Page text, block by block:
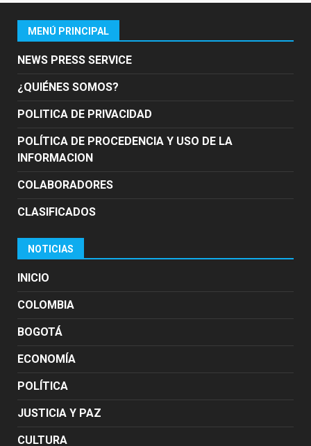
MENÚ PRINCIPAL
NEWS PRESS SERVICE
¿QUIÉNES SOMOS?
POLITICA DE PRIVACIDAD
POLÍTICA DE PROCEDENCIA Y USO DE LA
INFORMACION
COLABORADORES
CLASIFICADOS
NOTICIAS
INICIO
COLOMBIA
BOGOTÁ
ECONOMÍA
POLÍTICA
JUSTICIA Y PAZ
CULTURA